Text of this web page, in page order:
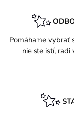
Pomáhame vybrať
nie ste istí, radi